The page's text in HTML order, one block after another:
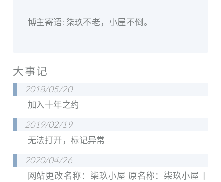
博主寄语: 柒玖不老，小屋不倒。
大事记
2018/05/20
加入十年之约
2019/02/19
无法打开，标记异常
2020/04/26
网站更改名称：柒玖小屋 原名称：柒玖小屋丨